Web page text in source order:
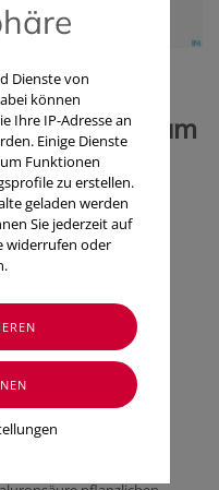
mit Serum
flüssiges
Dienste von
können
Ihre IP-Adresse an
Einige Dienste
Funktionen
zu erstellen.
geladen werden
Sie jederzeit auf
widerrufen oder